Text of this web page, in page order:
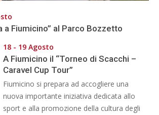
a Fiumicino” al Parco Bozzetto
18 - 19 Agosto
A Fiumicino il “Torneo di Scacchi –
Caravel Cup Tour”
Fiumicino si prepara ad accogliere una
nuova importante iniziativa dedicata allo
sport e alla promozione della cultura degli